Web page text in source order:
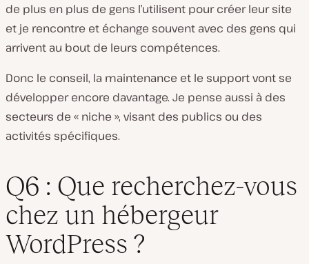
de plus en plus de gens l’utilisent pour créer leur site
et je rencontre et échange souvent avec des gens qui
arrivent au bout de leurs compétences.
Donc le conseil, la maintenance et le support vont se
développer encore davantage. Je pense aussi à des
secteurs de « niche », visant des publics ou des
activités spécifiques.
Q6 : Que recherchez-vous
chez un hébergeur
WordPress ?